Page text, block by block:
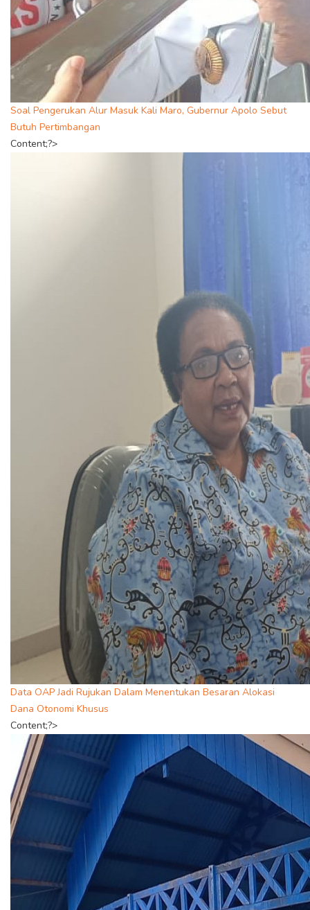
Soal Pengerukan Alur Masuk Kali Maro, Gubernur Apolo Sebut
Butuh Pertimbangan
Content;?>
Data OAP Jadi Rujukan Dalam Menentukan Besaran Alokasi
Dana Otonomi Khusus
Content;?>